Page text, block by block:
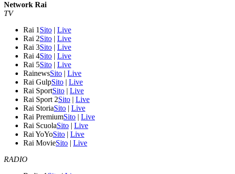
Network Rai
TV
Rai 1 Sito | Live
Rai 2Sito | Live
Rai 3Sito | Live
Rai 4Sito | Live
Rai 5Sito | Live
RainewsSito | Live
Rai GulpSito | Live
Rai SportSito | Live
Rai Sport 2Sito | Live
Rai StoriaSito | Live
Rai PremiumSito | Live
Rai ScuolaSito | Live
Rai YoYoSito | Live
Rai MovieSito | Live
RADIO